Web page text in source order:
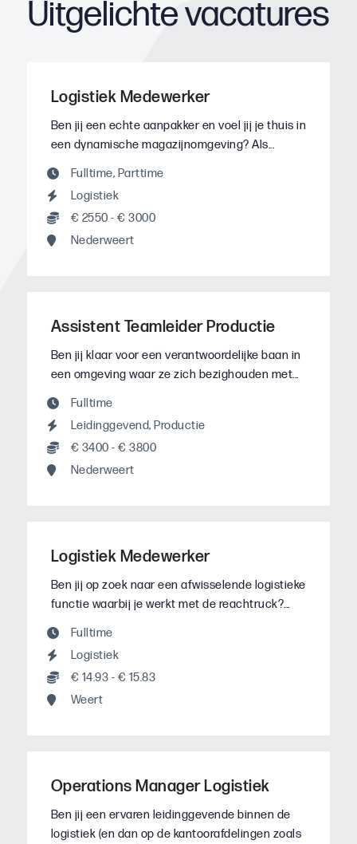
Uitgelichte vacatures
Logistiek Medewerker
Ben jij een echte aanpakker en voel jij je thuis in
een dynamische magazijnomgeving? Als...
Fulltime, Parttime
Logistiek
€ 2550 - € 3000
Nederweert
Assistent Teamleider Productie
Ben jij klaar voor een verantwoordelijke baan in
een omgeving waar ze zich bezighouden met...
Fulltime
Leidinggevend, Productie
€ 3400 - € 3800
Nederweert
Logistiek Medewerker
Ben jij op zoek naar een afwisselende logistieke
functie waarbij je werkt met de reachtruck?...
Fulltime
Logistiek
€ 14.93 - € 15.83
Weert
Operations Manager Logistiek
Ben jij een ervaren leidinggevende binnen de
logistiek (en dan op de kantoorafdelingen zoals